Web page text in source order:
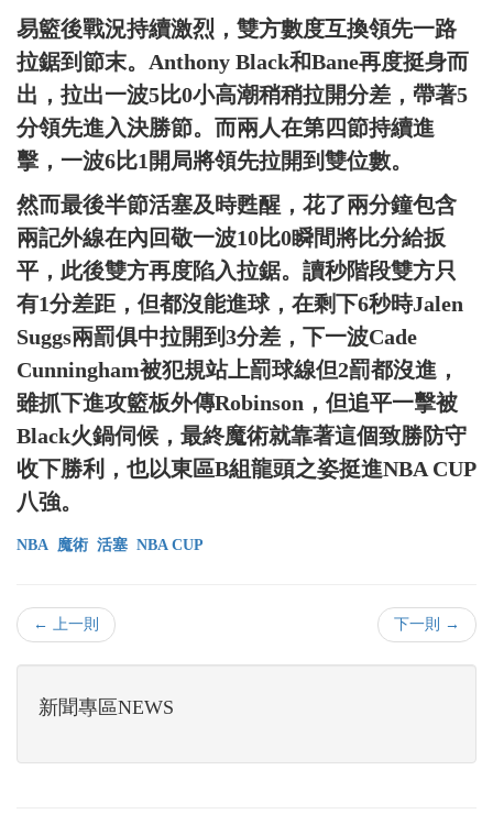
易籃後戰況持續激烈，雙方數度互換領先一路
拉鋸到節末。Anthony Black和Bane再度挺身而
出，拉出一波5比0小高潮稍稍拉開分差，帶著5
分領先進入決勝節。而兩人在第四節持續進
擊，一波6比1開局將領先拉開到雙位數。
然而最後半節活塞及時甦醒，花了兩分鐘包含
兩記外線在內回敬一波10比0瞬間將比分給扳
平，此後雙方再度陷入拉鋸。讀秒階段雙方只
有1分差距，但都沒能進球，在剩下6秒時Jalen
Suggs兩罰俱中拉開到3分差，下一波Cade
Cunningham被犯規站上罰球線但2罰都沒進，
雖抓下進攻籃板外傳Robinson，但追平一擊被
Black火鍋伺候，最終魔術就靠著這個致勝防守
收下勝利，也以東區B組龍頭之姿挺進NBA CUP
八強。
NBA 魔術 活塞 NBA CUP
← 上一則 下一則 →
新聞專區NEWS